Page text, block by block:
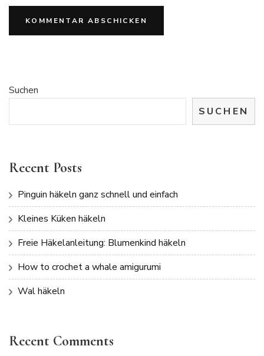
Suchen
SUCHEN
Recent Posts
Pinguin häkeln ganz schnell und einfach
Kleines Küken häkeln
Freie Häkelanleitung: Blumenkind häkeln
How to crochet a whale amigurumi
Wal häkeln
Recent Comments